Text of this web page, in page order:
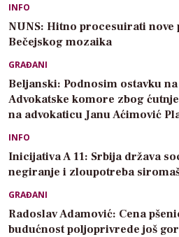
INFO
NUNS: Hitno procesuirati
Bečejskog mozaika
GRAĐANI
Beljanski: Podnosim ostavku
Advokatske komore zbog
na advokaticu Janu Aćimović
INFO
Inicijativa A 11: Srbija država
negiranje i zloupotreba
GRAĐANI
Radoslav Adamović: Cena
budućnost poljoprivrede još